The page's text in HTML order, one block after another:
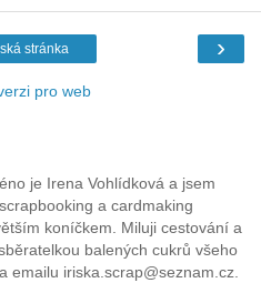
›
stránka
pro web
je Irena Vohlídková a jsem
a cardmaking
koníčkem. Miluji cestování a
balených cukrů všeho
emailu iriska.scrap@seznam.cz.